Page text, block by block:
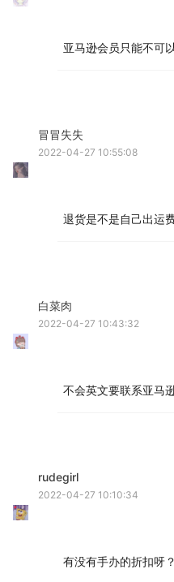
亚马逊会员只能不可
冒冒失失
2022-04-27 10:55:08
退货是不是自己出运
白菜肉
2022-04-27 10:43:32
不会英文要联系亚马
rudegirl
2022-04-27 10:10:34
有没有手办的折扣呀？